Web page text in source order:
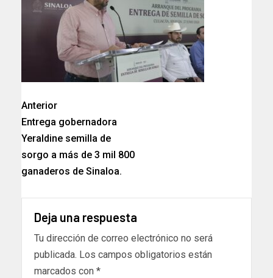
Anterior
Entrega gobernadora
Yeraldine semilla de
sorgo a más de 3 mil 800
ganaderos de Sinaloa.
Deja una respuesta
Tu dirección de correo electrónico no será
publicada. Los campos obligatorios están
marcados con *